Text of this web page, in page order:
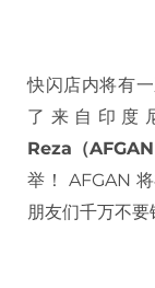
快闪店内将有
了来自印度
Reza（
举！ AFGAN
朋友们千万不要